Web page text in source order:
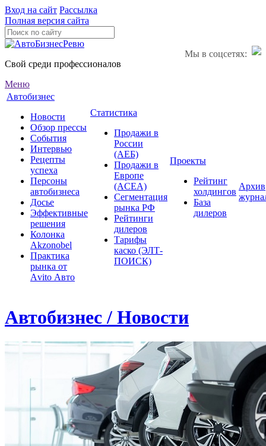
Вход на сайт Рассылка
Полная версия сайта
Мы в соцсетях:
Свой среди профессионалов
Меню
Автобизнес
Новости
Обзор прессы
События
Интервью
Рецепты
успеха
Персоны
автобизнеса
Досье
Эффективные
решения
Колонка
Akzonobel
Практика
рынка от
Аvito Авто
Статистика
Продажи в
России
(АЕБ)
Продажи в
Европе
(ACEA)
Сегментация
рынка РФ
Рейтинги
дилеров
Тарифы
каско (ЭЛТ-
ПОИСК)
Проекты
Рейтинг
холдингов
База
дилеров
Архив
Автобизнес / Новости